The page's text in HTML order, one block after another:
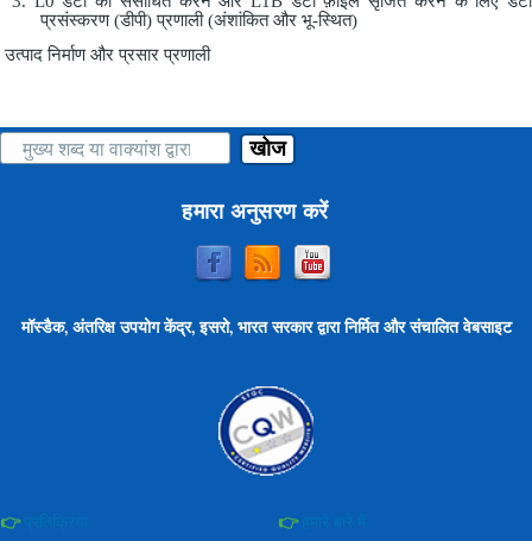
प्रसंस्करण (डीपी) प्रणाली (अंशांकित और भू-स्थित)
उत्पाद निर्माण और प्रसार प्रणाली
खोज
हमारा अनुसरण करें
मॉस्डैक, अंतरिक्ष उपयोग केंद्र, इसरो, भारत सरकार द्वारा निर्मित और संचालित वेबसाइट